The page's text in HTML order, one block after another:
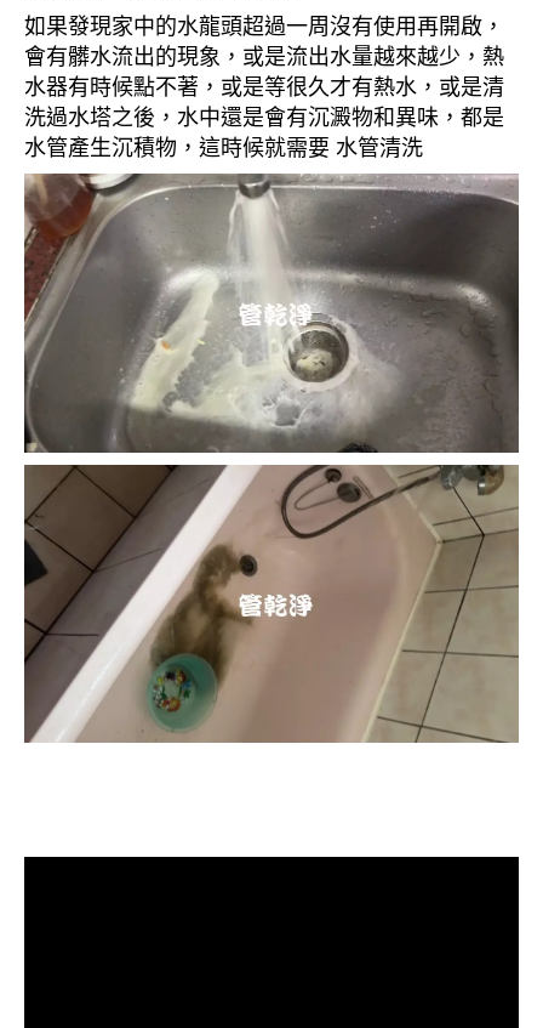
如果發現家中的水龍頭超過一周沒有使用再開啟，
會有髒水流出的現象，或是流出水量越來越少，熱
水器有時候點不著，或是等很久才有熱水，或是清
洗過水塔之後，水中還是會有沉澱物和異味，都是
水管產生沉積物，這時候就需要 水管清洗